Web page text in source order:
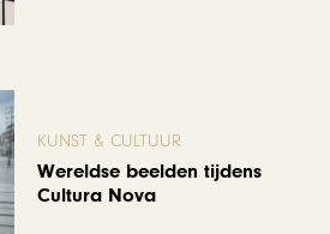
KUNST & CULTUUR
Wereldse beelden tijdens
Cultura Nova